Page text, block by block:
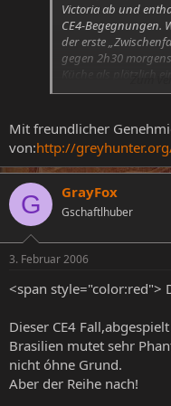
Victoria ab und
CE4-Begegnungen.
der erste
gegen 2h30
Küche als plötzlich
Fenster zu sehen
auch geschehen
Zeugen: Zwei
Nabel entfernt und
„Dreiecks“ am Arm.
Darauf folgten
Licht, das
anderen ein
dann als weiteren
hatte gelbe, weiße
Metern Höhe über
Vorfall wiederholte
abermals. Überhaupt
Areal um die
Mit freundlicher
von:http://
G GrayFox
Gschaftlhuber
3. Februar 2006
<span style="color:red">
Dieser CE4
Brasilien mutet sehr
nicht óhne Grund.
Aber der Reihe nach!